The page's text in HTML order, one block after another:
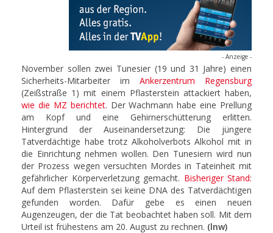
- Anzeige -
November sollen zwei Tunesier (19 und 31 Jahre) einen
Sicherheits-Mitarbeiter im Ankerzentrum Regensburg
(Zeißstraße 1) mit einem Pflasterstein attackiert haben,
wie die MZ berichtet. Der Wachmann habe eine Prellung
am Kopf und eine Gehirnerschütterung erlitten.
Hintergrund der Auseinandersetzung: Die jüngere
Tatverdächtige habe trotz Alkoholverbots Alkohol mit in
die Einrichtung nehmen wollen. Den Tunesiern wird nun
der Prozess wegen versuchten Mordes in Tateinheit mit
gefährlicher Körperverletzung gemacht. Bisheriger Stand:
Auf dem Pflasterstein sei keine DNA des Tatverdächtigen
gefunden worden. Dafür gebe es einen neuen
Augenzeugen, der die Tat beobachtet haben soll. Mit dem
Urteil ist frühestens am 20. August zu rechnen. (lnw)